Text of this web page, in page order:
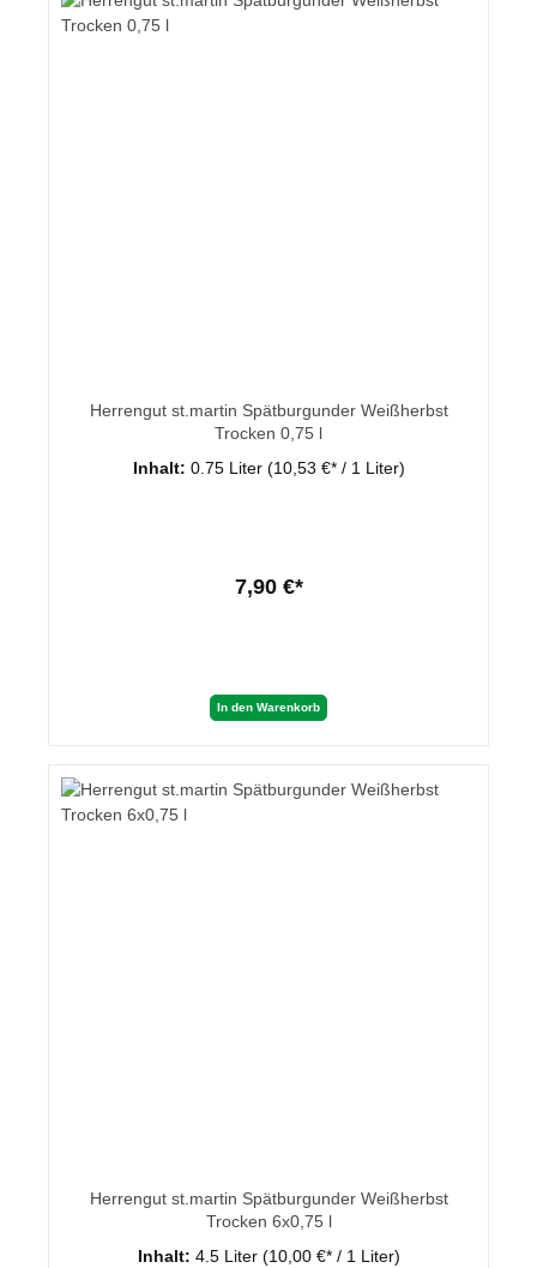
Herrengut st.martin Spätburgunder Weißherbst
Trocken 0,75 l
Inhalt: 0.75 Liter (10,53 €* / 1 Liter)
7,90 €*
In den Warenkorb
Herrengut st.martin Spätburgunder Weißherbst
Trocken 6x0,75 l
Inhalt: 4.5 Liter (10,00 €* / 1 Liter)